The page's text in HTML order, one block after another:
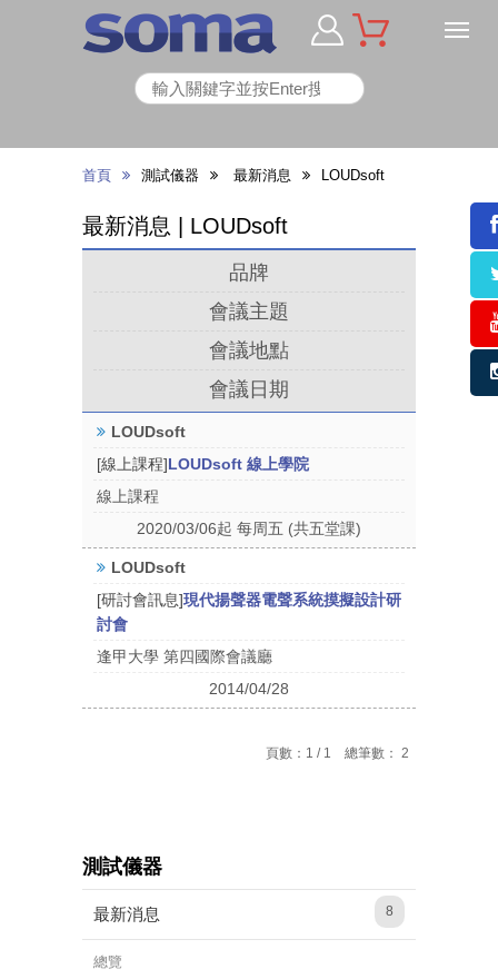
首頁 測試儀器 最新消息 LOUDsoft
最新消息 | LOUDsoft
品牌
會議主題
會議地點
會議日期
LOUDsoft
[線上課程]LOUDsoft 線上學院
線上課程
2020/03/06起 每周五 (共五堂課)
LOUDsoft
[研討會訊息]現代揚聲器電聲系統摸擬設計研
討會
逢甲大學 第四國際會議廳
2014/04/28
頁數：1 / 1 總筆數： 2
測試儀器
最新消息 8
總覽